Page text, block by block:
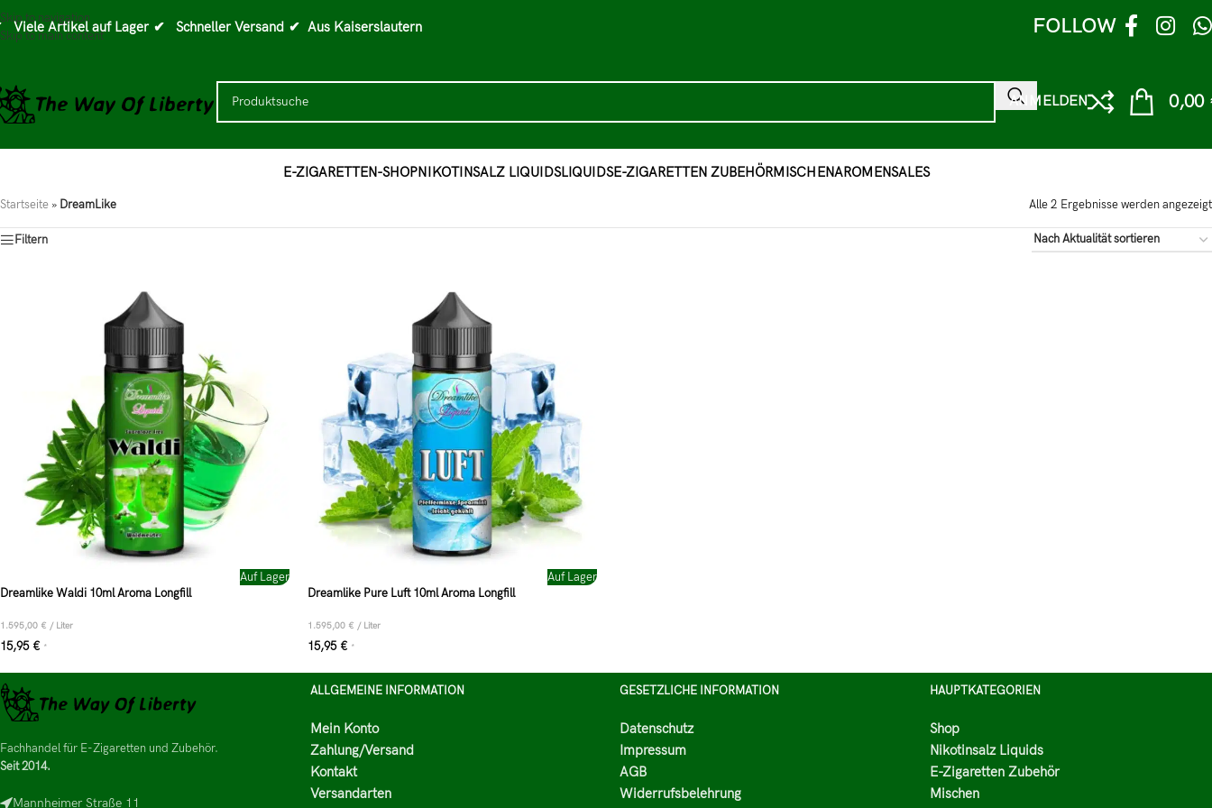
Skip to navigation
Skip to main content
Viele Artikel auf Lager ✔ Schneller Versand ✔ Aus Kaiserslautern FOLLOW
ANMELDEN 0,00
E-ZIGARETTEN-SHOPNIKOTINSALZ LIQUIDSLIQUIDSE-ZIGARETTEN ZUBEHÖRMISCHENAROMENSALES
Startseite » DreamLike Alle 2 Ergebnisse werden angezeigt
Filtern
Auf Lager
Dreamlike Waldi 10ml Aroma Longfill
1.595,00 € / Liter
15,95 € *
Auf Lager
Dreamlike Pure Luft 10ml Aroma Longfill
1.595,00 € / Liter
15,95 € *
Fachhandel für E-Zigaretten und Zubehör.
Seit 2014.
Mannheimer Straße 11
ALLGEMEINE INFORMATION
Mein Konto
Zahlung/Versand
Kontakt
Versandarten
GESETZLICHE INFORMATION
Datenschutz
Impressum
AGB
Widerrufsbelehrung
HAUPTKATEGORIEN
Shop
Nikotinsalz Liquids
E-Zigaretten Zubehör
Mischen